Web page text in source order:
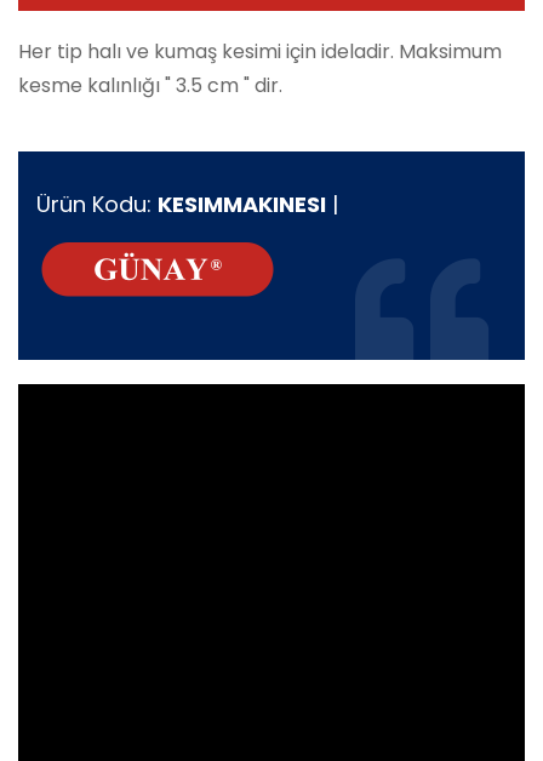
Her tip halı ve kumaş kesimi için ideladir. Maksimum
kesme kalınlığı " 3.5 cm " dir.
Ürün Kodu: KESIMMAKINESI |